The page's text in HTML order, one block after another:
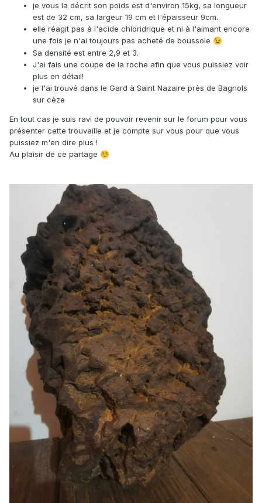
je vous la décrit son poids est d'environ 15kg, sa longueur
est de 32 cm, sa largeur 19 cm et l'épaisseur 9cm.
elle réagit pas à l'acide chloridrique et ni à l'aimant encore
une fois je n'ai toujours pas acheté de boussole 😉
Sa densité est entre 2,9 et 3.
J'ai fais une coupe de la roche afin que vous puissiez voir
plus en détail!
je l'ai trouvé dans le Gard à Saint Nazaire près de Bagnols
sur cèze
En tout cas je suis ravi de pouvoir revenir sur le forum pour vous
présenter cette trouvaille et je compte sur vous pour que vous
puissiez m'en dire plus !
Au plaisir de ce partage ☺️